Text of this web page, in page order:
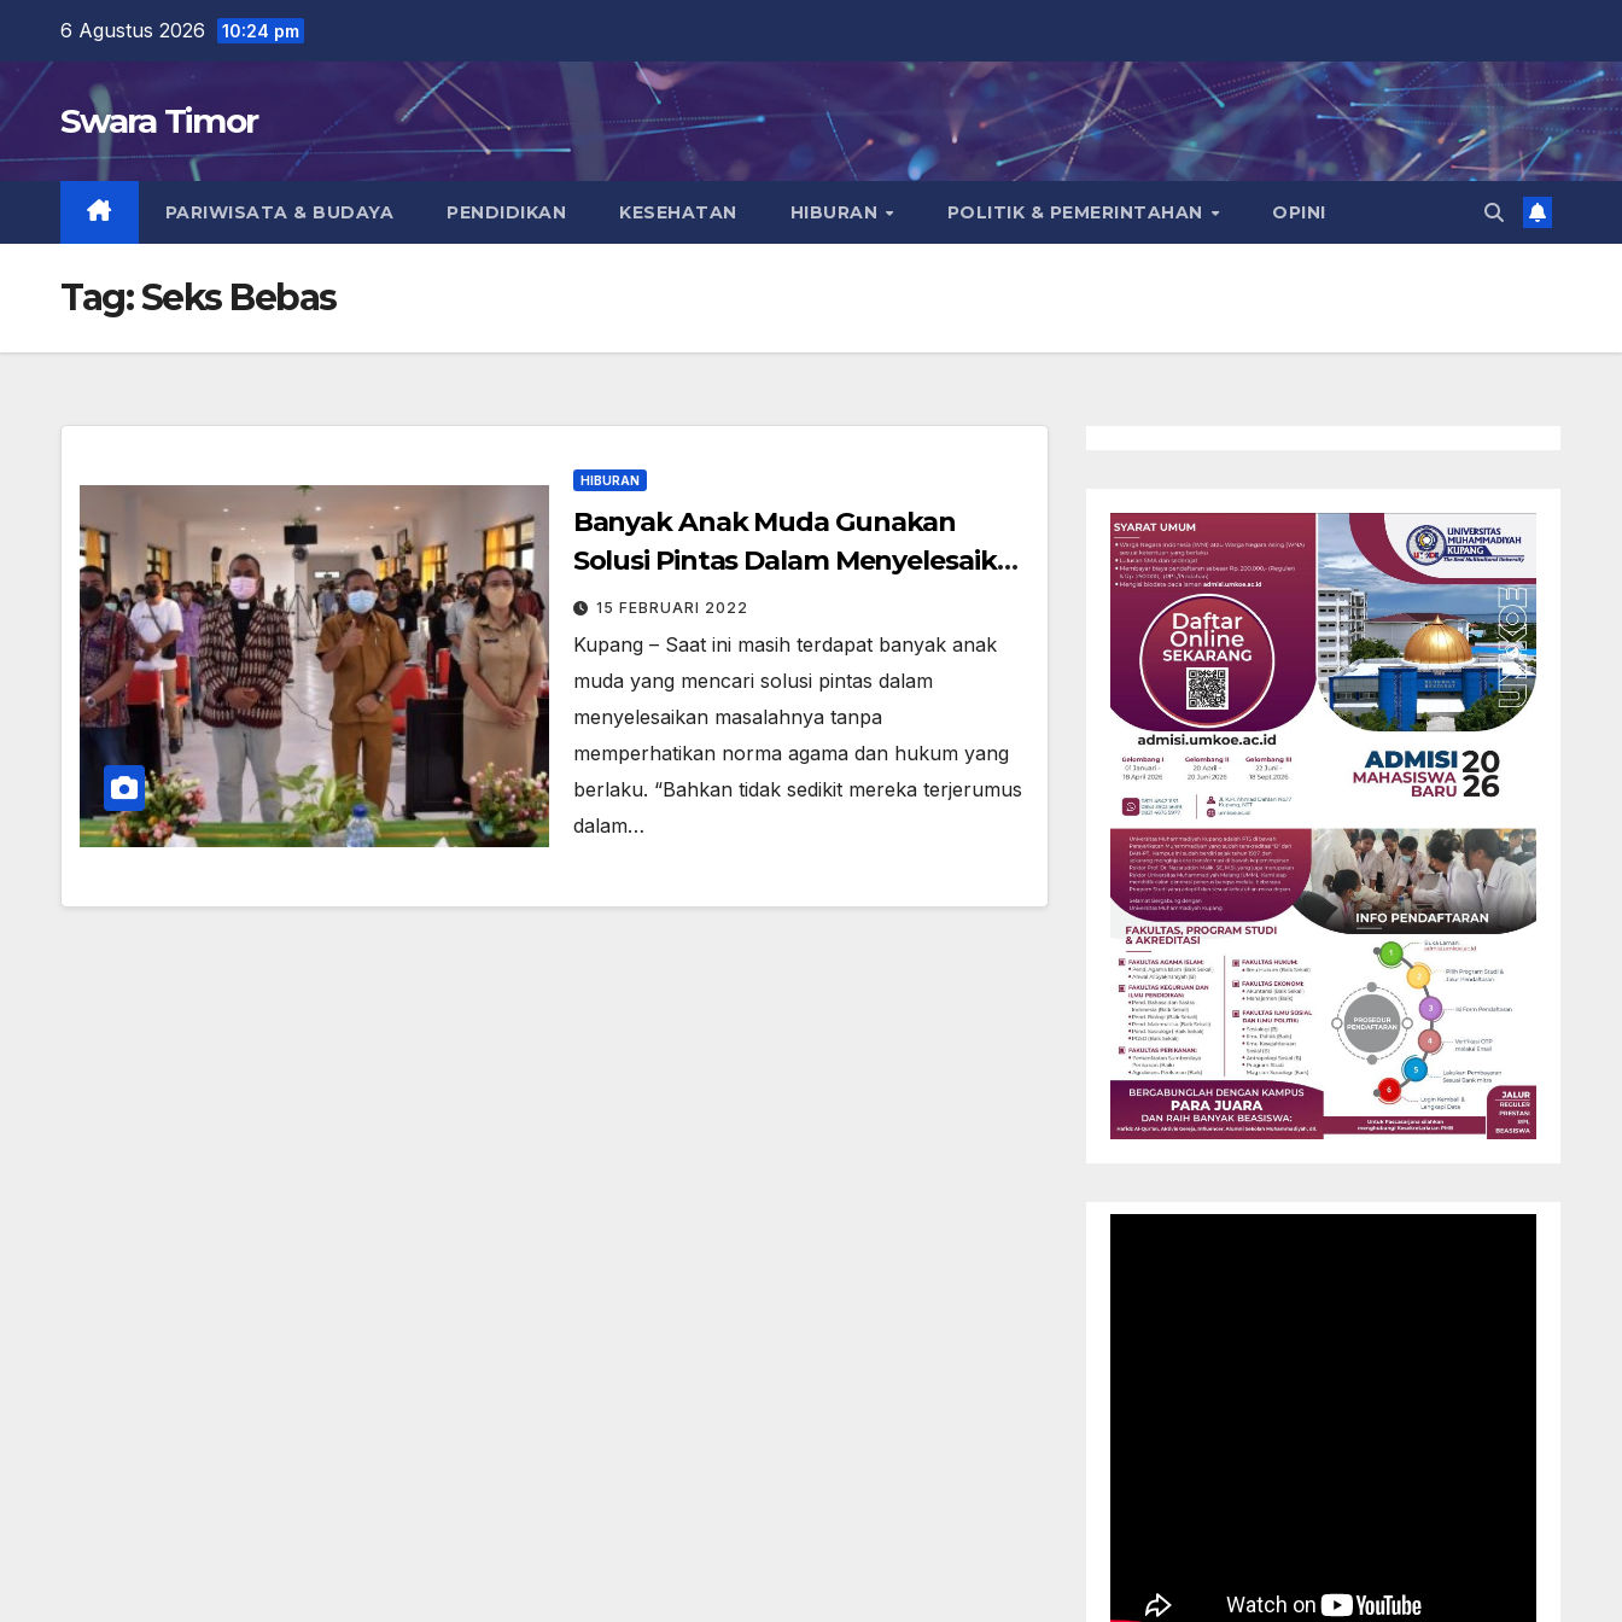
content
6 Agustus 2026 10:24 pm
Swara Timor
PARIWISATA & BUDAYA PENDIDIKAN KESEHATAN HIBURAN POLITIK & PEMERINTAHAN OPINI
Tag:Seks Bebas
HIBURAN
Banyak Anak Muda Gunakan
Solusi Pintas Dalam Menyelesaikan
Masalah
15 FEBRUARI 2022
Kupang – Saat ini masih terdapat banyak anak
muda yang mencari solusi pintas dalam
menyelesaikan masalahnya tanpa
memperhatikan norma agama dan hukum yang
berlaku. “Bahkan tidak sedikit mereka terjerumus
dalam…